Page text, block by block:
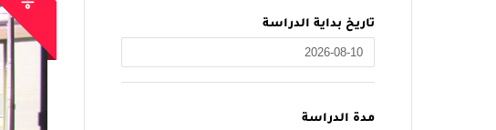
تاريخ بداية الدراسة
مدة الدراسة